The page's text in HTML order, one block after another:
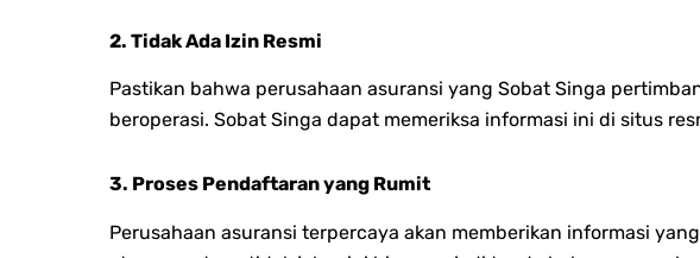
2. Tidak Ada Izin Resmi
Pastikan bahwa perusahaan asuransi yang Sobat Singa
beroperasi. Sobat Singa dapat memeriksa informasi ini di situs
3. Proses Pendaftaran yang Rumit
Perusahaan asuransi terpercaya akan memberikan informasi